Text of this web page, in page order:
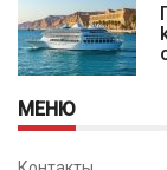
МЕНЮ